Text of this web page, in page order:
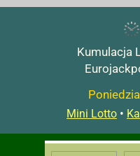
Kumulacja
Mini Lotto •